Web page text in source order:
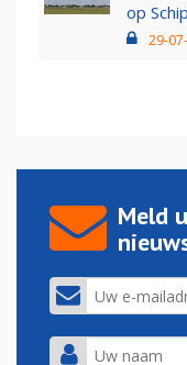
op
29-
Meld